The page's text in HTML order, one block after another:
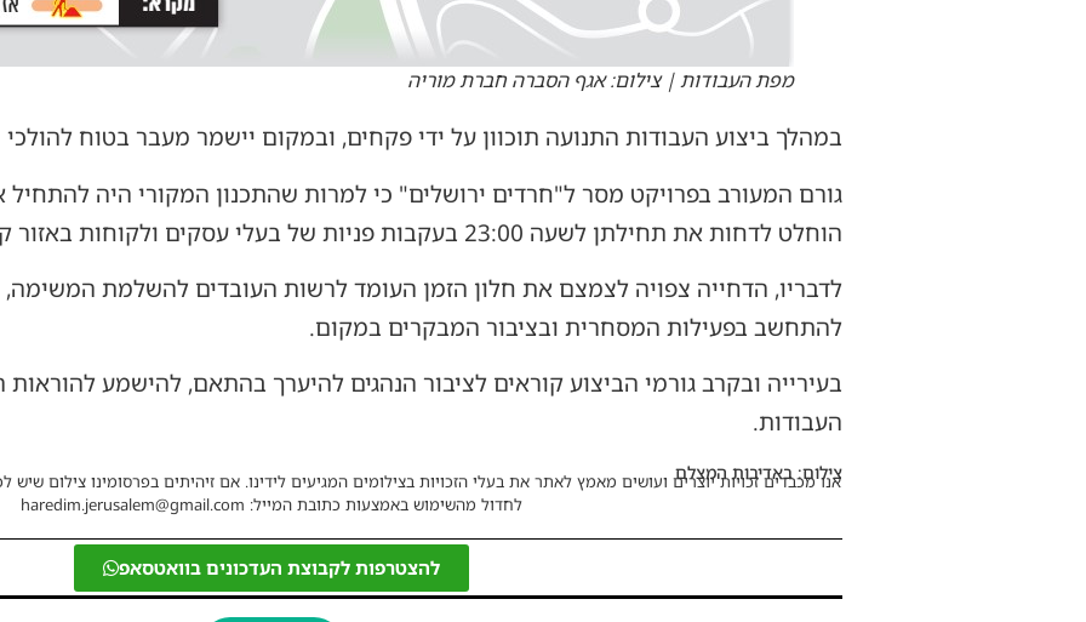
מפת העבודות | צילום: אגף הסברה חברת מוריה
במהלך ביצוע העבודות התנועה תוכוון על ידי פקחים, ובמקום יישמר מעבר בטוח להולכי
הוחלט לדחות את תחילתן לשעה 23:00 בעקבות פניות של בעלי עסקים ולקוחות באזור קניון רמות.
לדבריו, הדחייה צפויה לצמצם את חלון הזמן העומד לרשות העובדים להשלמת
להתחשב בפעילות המסחרית ובציבור המבקרים במקום.
בעירייה ובקרב גורמי הביצוע קוראים לציבור הנהגים להיערך בהתאם, להישמע להוראות
העבודות.
צילום: באדיבות המצלם
אנו מכבדים זכויות יוצרים ועושים מאמץ לאתר את בעלי הזכויות בצילומים המגיעים לידינו. אם זיהיתים בפרסומינו צילום
לחדול מהשימוש באמצעות כתובת המייל: haredim.jerusalem@gmail.com
להצטרפות לקבוצת העדכונים בוואטסאפ